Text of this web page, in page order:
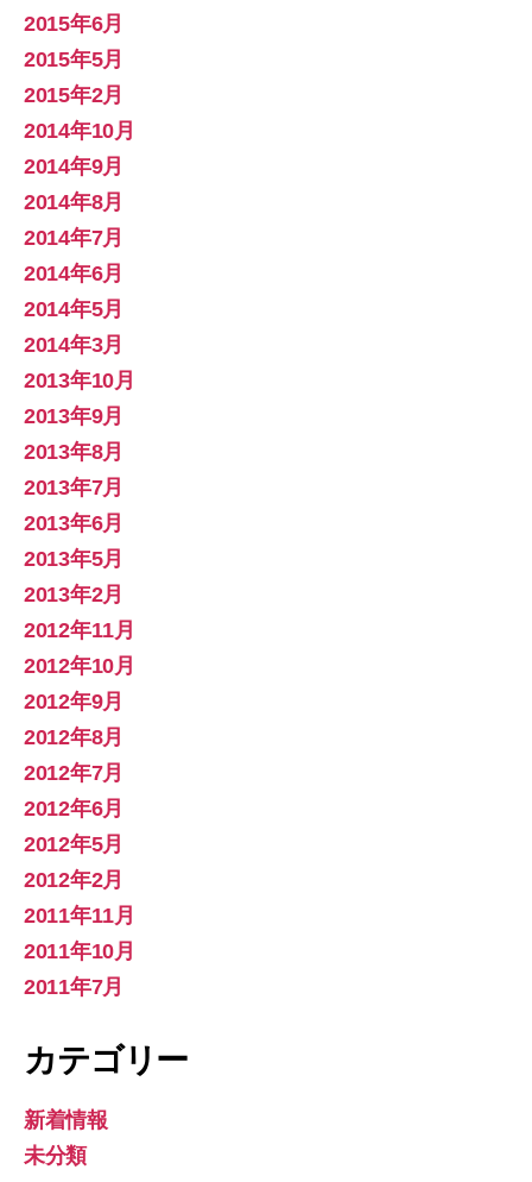
2015年6月
2015年5月
2015年2月
2014年10月
2014年9月
2014年8月
2014年7月
2014年6月
2014年5月
2014年3月
2013年10月
2013年9月
2013年8月
2013年7月
2013年6月
2013年5月
2013年2月
2012年11月
2012年10月
2012年9月
2012年8月
2012年7月
2012年6月
2012年5月
2012年2月
2011年11月
2011年10月
2011年7月
カテゴリー
新着情報
未分類